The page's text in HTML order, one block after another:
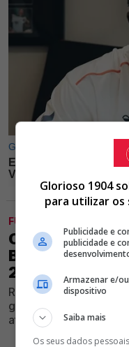
FUTEBOL
OFICIAL!
BENFICA
2028
Rui Costa consegue
garante a
atleta que está há
Glorioso 1904
para utilizar os
Publicidade e
publicidade e
Armazenar e/
dispositivo
Saiba mais
Os seus dados